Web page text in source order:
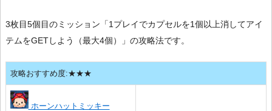
3枚目5個目のミッション「1プレイでカプセルを1個以上消してアイ
テムをGETしよう（最大4個）」の攻略法です。
攻略おすすめ度:★★★
ホーンハットミッキー